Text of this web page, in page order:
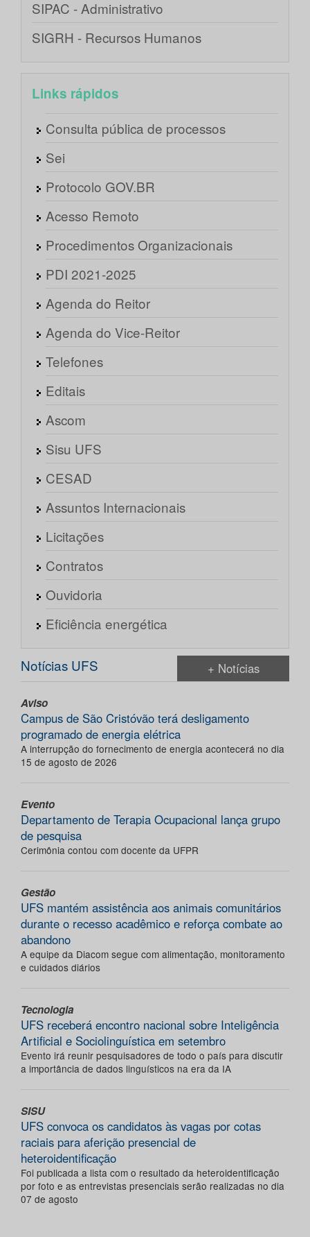
SIPAC - Administrativo
SIGRH - Recursos Humanos
Links rápidos
Consulta pública de processos
Sei
Protocolo GOV.BR
Acesso Remoto
Procedimentos Organizacionais
PDI 2021-2025
Agenda do Reitor
Agenda do Vice-Reitor
Telefones
Editais
Ascom
Sisu UFS
CESAD
Assuntos Internacionais
Licitações
Contratos
Ouvidoria
Eficiência energética
Notícias UFS + Notícias
Aviso
Campus de São Cristóvão terá desligamento
programado de energia elétrica
A interrupção do fornecimento de energia acontecerá no dia
15 de agosto de 2026
Evento
Departamento de Terapia Ocupacional lança grupo
de pesquisa
Cerimônia contou com docente da UFPR
Gestão
UFS mantém assistência aos animais comunitários
durante o recesso acadêmico e reforça combate ao
abandono
A equipe da Diacom segue com alimentação, monitoramento
e cuidados diários
Tecnologia
UFS receberá encontro nacional sobre Inteligência
Artificial e Sociolinguística em setembro
Evento irá reunir pesquisadores de todo o país para discutir
a importância de dados linguísticos na era da IA
SISU
UFS convoca os candidatos às vagas por cotas
raciais para aferição presencial de
heteroidentificação
Foi publicada a lista com o resultado da heteroidentificação
por foto e as entrevistas presenciais serão realizadas no dia
07 de agosto